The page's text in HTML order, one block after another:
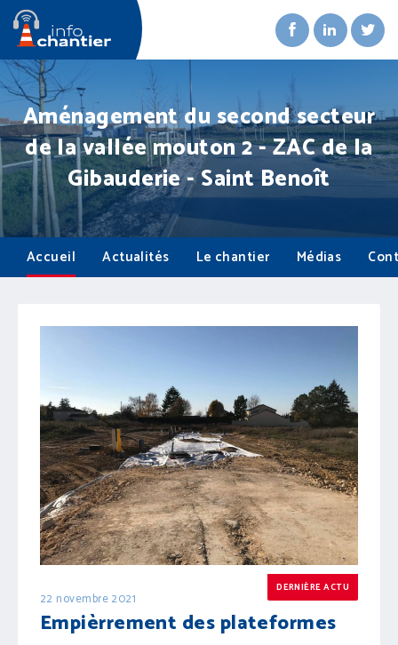
Aménagement du second secteur
de la vallée mouton 2 - ZAC de la
Gibauderie - Saint Benoît
Accueil Actualités Le chantier Médias
DERNIÈRE ACTU
22 novembre 2021
Empièrrement des plateformes